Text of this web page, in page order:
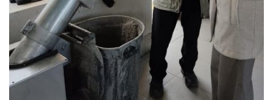
Casa
de
cultură
Oficiul